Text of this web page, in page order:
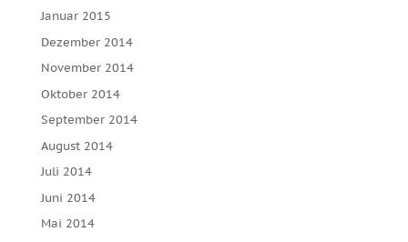
Januar 2015
Dezember 2014
November 2014
Oktober 2014
September 2014
August 2014
Juli 2014
Juni 2014
Mai 2014